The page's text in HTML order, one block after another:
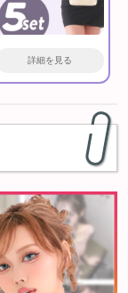
詳細を見る